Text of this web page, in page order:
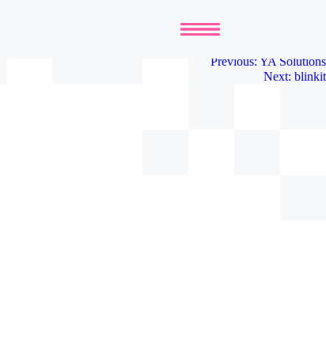
Previous: YA Solutions
Next: blinkit